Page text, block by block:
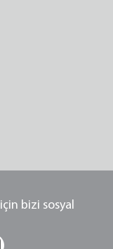
bizi sosyal